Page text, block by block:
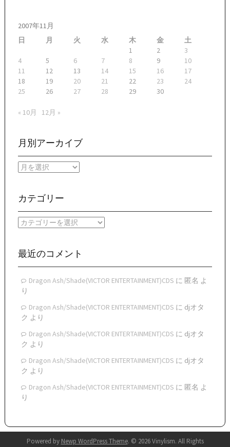
2007年11月
日
月 火 水 木 金
土
1
2
3
4
5 6 7 8 9
10
11
12 13 14 15 16
17
18
19 20 21 22 23
24
25
26 27 28 29 30
« 10月 12月 »
月別アーカイブ
月
ー
イ
ブ
カテゴリー
カ
リ
最近のコメント
Dragon Ash/Shade(VICTOR ENTERTAINMENT)CDS に 匿名 よ
り
Dragon Ash/Shade(VICTOR ENTERTAINMENT)CDS に djオタ
ク より
Dragon Ash/Shade(VICTOR ENTERTAINMENT)CDS に djオタ
ク より
Dragon Ash/Shade(VICTOR ENTERTAINMENT)CDS に djオタ
ク より
Dragon Ash/Shade(VICTOR ENTERTAINMENT)CDS に 匿名 よ
り
Powered by Newp WordPress Theme. © 2026 Vinylism. All Rights